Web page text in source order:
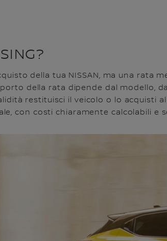
della tua NISSAN, ma una rata
della rata dipende dal modello,
restituisci il veicolo o lo acquisti
con costi chiaramente calcolabili e